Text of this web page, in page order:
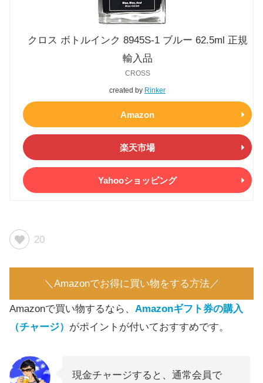
クロス ボトルインク 8945S-1 ブルー 62.5ml 正規
輸入品
created by Rinker
CROSS
Amazon
楽天市場
Yahooショッピング
20
＼Amazonでお得に買い物をする方法／
Amazonで買い物するなら、 Amazonギフト券の購入
（チャージ） がポイントが付いておすすめです。
現金チャージすると、通常会員で